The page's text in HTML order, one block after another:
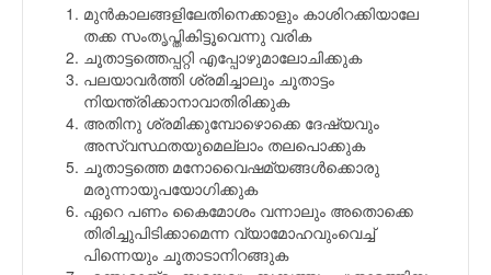
മുന്‍കാലങ്ങളിലേതിനെക്കാളും കാശിറക്കിയാലേ
തക്ക സംതൃപ്തികിട്ടൂവെന്നു വരിക
ചൂതാട്ടത്തെപ്പറ്റി എപ്പോഴുമാലോചിക്കുക
പലയാവര്‍ത്തി ശ്രമിച്ചാലും ചൂതാട്ടം
നിയന്ത്രിക്കാനാവാതിരിക്കുക
അതിനു ശ്രമിക്കുമ്പോഴൊക്കെ ദേഷ്യവും
അസ്വസ്ഥതയുമെല്ലാം തലപൊക്കുക
ചൂതാട്ടത്തെ മനോവൈഷമ്യങ്ങള്‍ക്കൊരു
മരുന്നായുപയോഗിക്കുക
ഏറെ പണം കൈമോശം വന്നാലും അതൊക്കെ
തിരിച്ചുപിടിക്കാമെന്ന വ്യാമോഹവുംവെച്ച്
പിന്നെയും ചൂതാടാനിറങ്ങുക